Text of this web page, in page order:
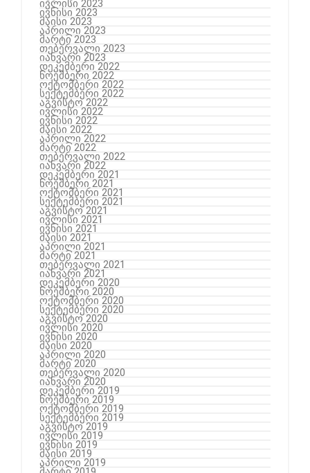
ივლისი 2023
ივნისი 2023
მაისი 2023
აპრილი 2023
მარტი 2023
თებერვალი 2023
იანვარი 2023
დეკემბერი 2022
ნოემბერი 2022
ოქტომბერი 2022
სექტემბერი 2022
აგვისტო 2022
ივლისი 2022
ივნისი 2022
მაისი 2022
აპრილი 2022
მარტი 2022
თებერვალი 2022
იანვარი 2022
დეკემბერი 2021
ნოემბერი 2021
ოქტომბერი 2021
სექტემბერი 2021
აგვისტო 2021
ივლისი 2021
ივნისი 2021
მაისი 2021
აპრილი 2021
მარტი 2021
თებერვალი 2021
იანვარი 2021
დეკემბერი 2020
ნოემბერი 2020
ოქტომბერი 2020
სექტემბერი 2020
აგვისტო 2020
ივლისი 2020
ივნისი 2020
მაისი 2020
აპრილი 2020
მარტი 2020
თებერვალი 2020
იანვარი 2020
დეკემბერი 2019
ნოემბერი 2019
ოქტომბერი 2019
სექტემბერი 2019
აგვისტო 2019
ივლისი 2019
ივნისი 2019
მაისი 2019
აპრილი 2019